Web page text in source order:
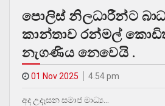
පොලිස් නිලධාරීන්ට
කාන්තාව රන්මල්
නැගණිය නෙවෙයි .
01 Nov 2025 4.54 pm
අද උදෑසන සමාජ මාධ්‍ය…